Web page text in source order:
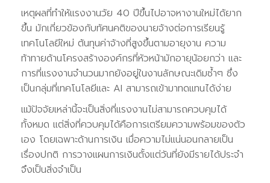
เหตุผลที่ทำให้แรงงานวัย 40 ปีขึ้นไปอาจหางานใหม่ได้ยาก
ขึ้น มักเกี่ยวข้องกับทัศนคติของนายจ้างต่อการเรียนรู้
เทคโนโลยีใหม่ ต้นทุนค่าจ้างที่สูงขึ้นตามอายุงาน ความ
ท้าทายด้านโครงสร้างองค์กรที่หัวหน้ามักอายุน้อยกว่า และ
การที่แรงงานจำนวนมากยังอยู่ในงานลักษณะเดิมซ้ำๆ ซึ่ง
เป็นกลุ่มที่เทคโนโลยีและ AI สามารถเข้ามาทดแทนได้ง่าย
แม้ปัจจัยเหล่านี้จะเป็นสิ่งที่แรงงานไม่สามารถควบคุมได้
ทั้งหมด แต่สิ่งที่ควบคุมได้คือการเตรียมความพร้อมของตัว
เอง โดยเฉพาะด้านการเงิน เมื่อความไม่แน่นอนกลายเป็น
เรื่องปกติ การวางแผนการเงินตั้งแต่วันที่ยังมีรายได้ประจำ
จึงเป็นสิ่งจำเป็น